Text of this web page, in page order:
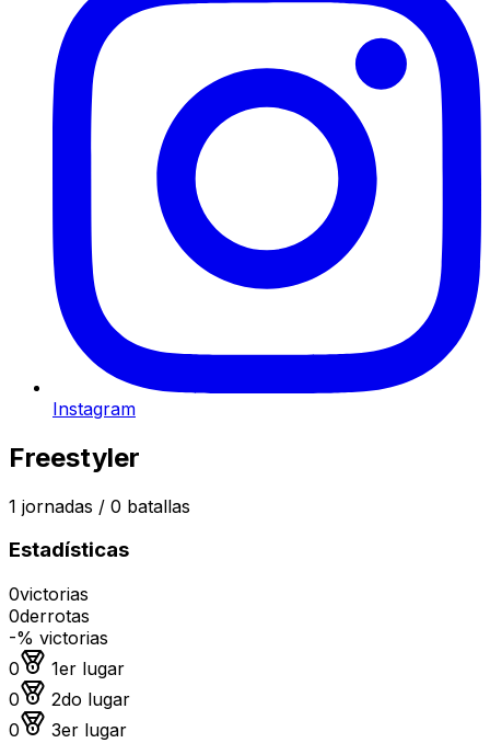
Instagram
Freestyler
1 jornadas / 0 batallas
Estadísticas
0victorias
0derrotas
-% victorias
0
Medalla de oro
1er lugar
0
Medalla de plata
2do lugar
0
Medalla de bronce
3er lugar